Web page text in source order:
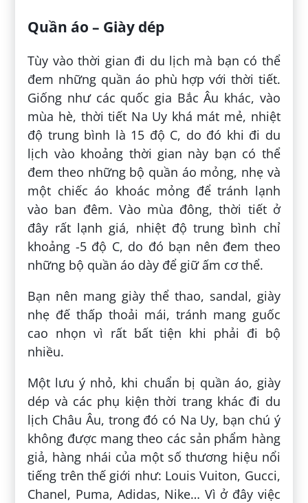
Quần áo – Giày dép
Tùy vào thời gian đi du lịch mà bạn có thể
đem những quần áo phù hợp với thời tiết.
Giống như các quốc gia Bắc Âu khác, vào
mùa hè, thời tiết Na Uy khá mát mẻ, nhiệt
độ trung bình là 15 độ C, do đó khi đi du
lịch vào khoảng thời gian này bạn có thể
đem theo những bộ quần áo mỏng, nhẹ và
một chiếc áo khoác mỏng để tránh lạnh
vào ban đêm. Vào mùa đông, thời tiết ở
đây rất lạnh giá, nhiệt độ trung bình chỉ
khoảng -5 độ C, do đó bạn nên đem theo
những bộ quần áo dày để giữ ấm cơ thể.
Bạn nên mang giày thể thao, sandal, giày
nhẹ đế thấp thoải mái, tránh mang guốc
cao nhọn vì rất bất tiện khi phải đi bộ
nhiều.
Một lưu ý nhỏ, khi chuẩn bị quần áo, giày
dép và các phụ kiện thời trang khác đi du
lịch Châu Âu, trong đó có Na Uy, bạn chú ý
không được mang theo các sản phẩm hàng
giả, hàng nhái của một số thương hiệu nổi
tiếng trên thế giới như: Louis Vuiton, Gucci,
Chanel, Puma, Adidas, Nike… Vì ở đây việc